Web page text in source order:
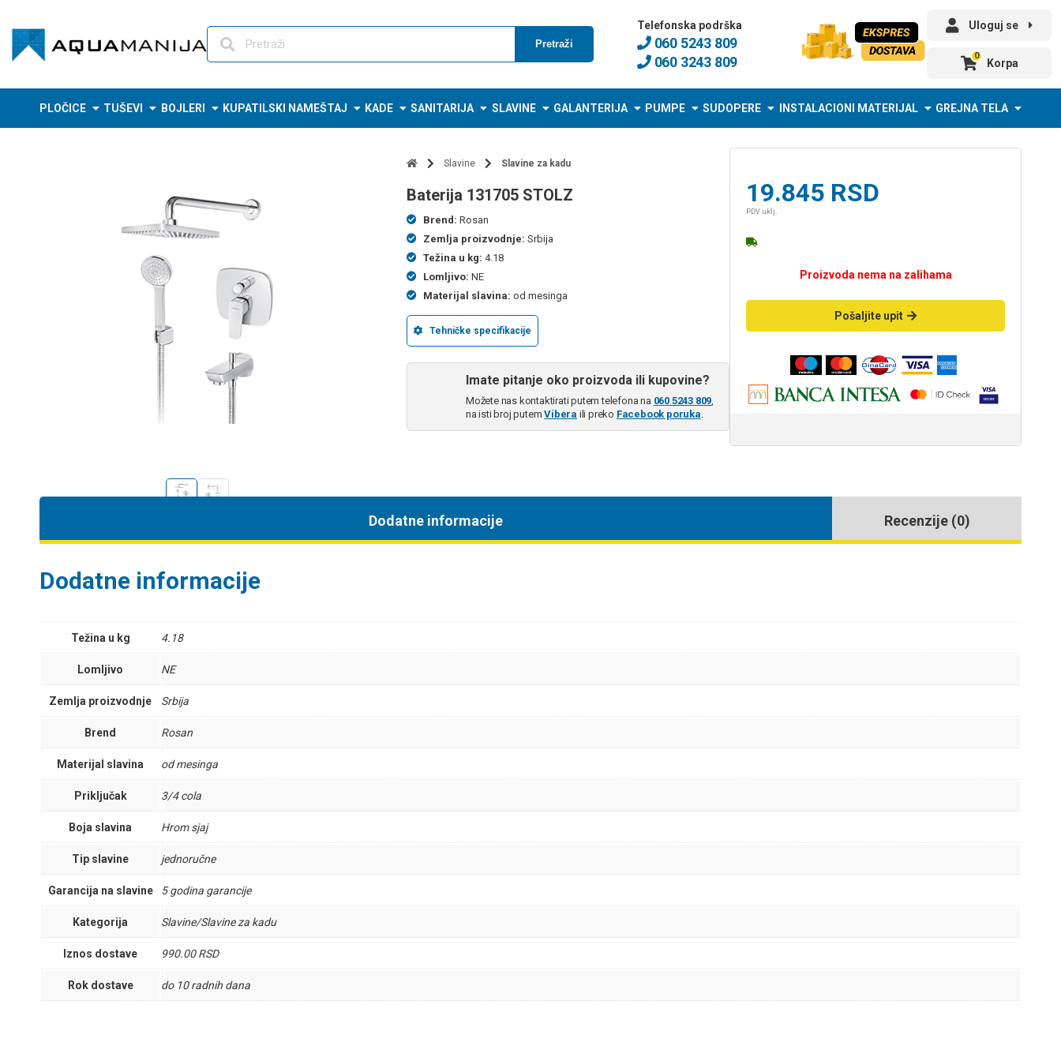
content
Pretraži
Telefonska podrška
060 5243 809
060 3243 809
Uloguj se
0
Korpa
PLOČICE TUŠEVI BOJLERI KUPATILSKI NAMEŠTAJ KADE SANITARIJA SLAVINE GALANTERIJA PUMPE SUDOPERE INSTALACIONI MATERIJAL GREJNA TELA
Slavine Slavine za kadu
baterija 131705 STOLZ
Brend: Rosan
Zemlja proizvodnje: Srbija
Težina u kg: 4.18
Lomljivo: NE
Materijal slavina: od mesinga
Tehničke specifikacije
Imate pitanje oko proizvoda ili kupovine?
Možete nas kontaktirati putem telefona na 060 5243 809,
na isti broj putemVibera ili preko Facebook poruka.
19.845 RSD
PDV uklj.
Proizvoda nema na zalihama
Pošaljite upit
Dodatne informacije Recenzije (0)
Dodatne informacije
Težina u kg 4.18
Lomljivo NE
Zemlja proizvodnje Srbija
Brend Rosan
Materijal slavina od mesinga
Priključak 3/4 cola
Boja slavina Hrom sjaj
Tip slavine jednoručne
Garancija na slavine 5 godina garancije
Kategorija Slavine/Slavine za kadu
Iznos dostave 990.00 RSD
Rok dostave do 10 radnih dana